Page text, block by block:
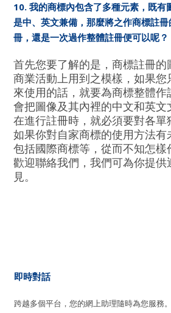
10. 我的商標內包含了多種元素，既有
是中、英文兼備，那麼將之作商標註
冊，還是一次過作整體註冊便可以呢？
首先您要了解的是，商標註冊的
商業活動上用到之模樣，如果您
來使用的話，就要為商標整體
會把圖像及其內裡的中文和英文
在進行註冊時，就必須要對各單
如果你對自家商標的使用方法有
包括國際商標等，從而不知怎樣
歡迎聯絡我們，我們可為你提
見。
即時對話
跨越多個平台，您的網上助理隨時為您服務。